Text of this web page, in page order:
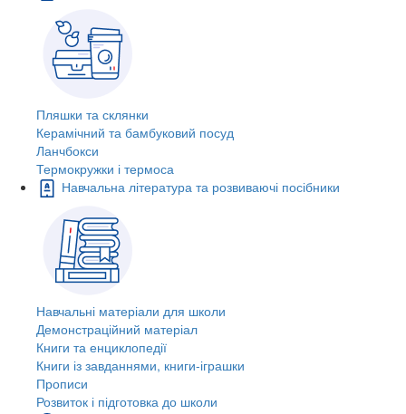
Пляшки та склянки
Керамічний та бамбуковий посуд
Ланчбокси
Термокружки і термоса
Навчальна література та розвиваючі посібники
Навчальні матеріали для школи
Демонстраційний матеріал
Книги та енциклопедії
Книги із завданнями, книги-іграшки
Прописи
Розвиток і підготовка до школи